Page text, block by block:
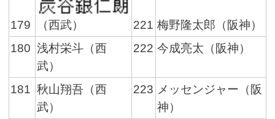
179 （西武） 221 梅野隆太郎（阪神）
180 浅村栄斗（西
武）
222 今成亮太（阪神）
181 秋山翔吾（西
武）
223 メッセンジャー（阪
神）